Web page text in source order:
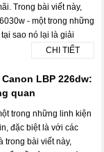
Trong bài viết này,
- một trong những
sao nó lại là giải
CHI TIẾT
LBP 226dw:
quan
trong những linh kiện
đặc biệt là với các
trong bài viết này,